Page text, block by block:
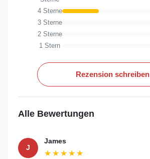
4 Sterne
3 Sterne
2 Sterne
1 Stern
Rezension schreiben
Alle Bewertungen
J
James
★★★★★
★★★★★